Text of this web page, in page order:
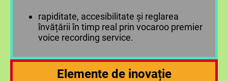
rapiditate, accesibilitate și reglarea
învățării în timp real prin vocaroo premier
voice recording service.
Elemente de inovație